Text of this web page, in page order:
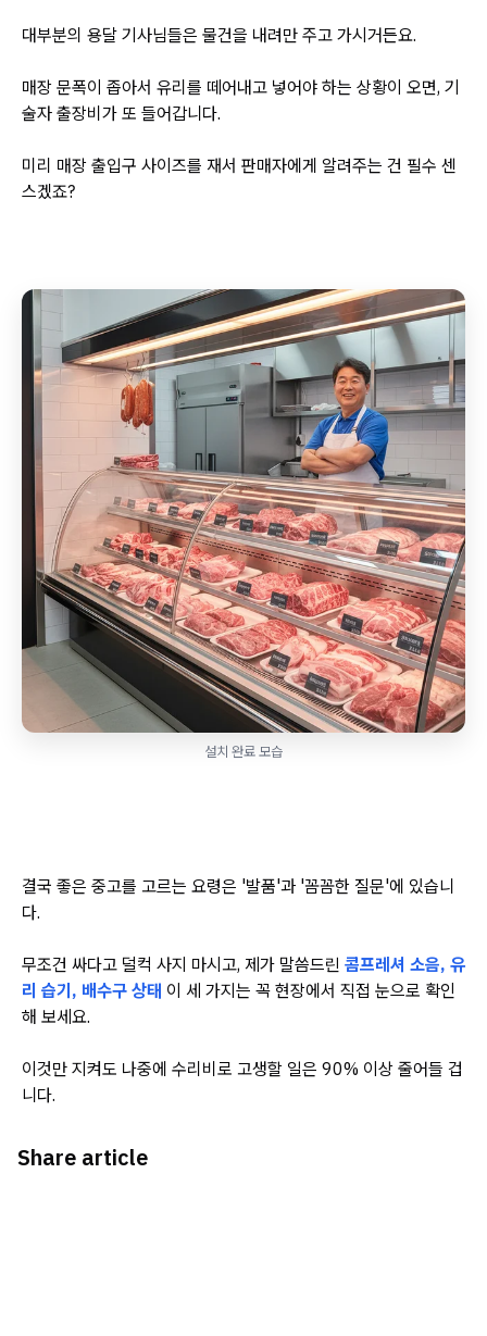
대부분의 용달 기사님들은 물건을 내려만 주고 가시거든요.
매장 문폭이 좁아서 유리를 떼어내고 넣어야 하는 상황이 오면, 기
술자 출장비가 또 들어갑니다.
미리 매장 출입구 사이즈를 재서 판매자에게 알려주는 건 필수 센
스겠죠?
설치 완료 모습
결국 좋은 중고를 고르는 요령은 '발품'과 '꼼꼼한 질문'에 있습니
다.
무조건 싸다고 덜컥 사지 마시고, 제가 말씀드린 콤프레셔 소음, 유
리 습기, 배수구 상태 이 세 가지는 꼭 현장에서 직접 눈으로 확인
해 보세요.
이것만 지켜도 나중에 수리비로 고생할 일은 90% 이상 줄어들 겁
니다.
Share article